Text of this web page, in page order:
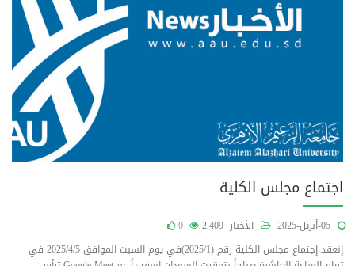
اجتماع مجلس الكلية
الأخبار 2,409
0
إنعقد إجتماع مجلس الكلية رقم (2025/1)في يوم السبت الموافق 2025/4/5 في